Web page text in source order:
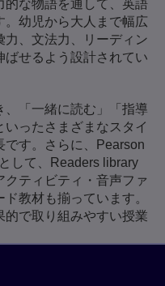
的な物語を通して、英語
幼児から大人まで幅広
力、文法力、リーディン
ばせるよう設計されてい
「一緒に読む」「指導
ったさまざまなスタイ
です。さらに、Pearson
して、Readers library
ティビティ・音声ファ
教材も揃っています。
的で取り組みやすい授業